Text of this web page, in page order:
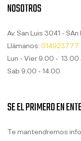
NOSOTROS
Av. San Luis 3041 -
Llámanos: 014923777
Lun - Vier 9.00 - 13.00
Sab 9.00 - 14.00
SE EL PRIMERO EN
Te mantendremos